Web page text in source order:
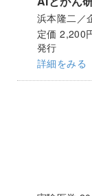
浜本隆二／
定価 2,200
発行
詳細をみる